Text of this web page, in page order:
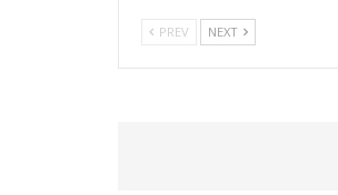
PREV NEXT